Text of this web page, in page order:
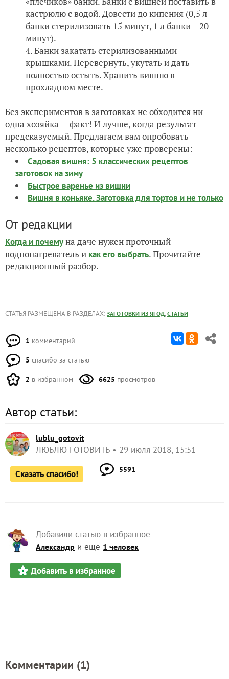
кастрюлю с водой. Довести до кипения (0,5 л
банки стерилизовать 15 минут, 1 л банки – 20
минут).
Банки закатать стерилизованными
крышками. Перевернуть, укутать и дать
полностью остыть. Хранить вишню в
прохладном месте.
Без экспериментов в заготовках не обходится ни
одна хозяйка — факт! И лучше, когда результат
предсказуемый. Предлагаем вам опробовать
несколько рецептов, которые уже проверены:
Садовая вишня: 5 классических рецептов
заготовок на зиму
Быстрое варенье из вишни
Вишня в коньяке. Заготовка для тортов и не только
От редакции
Когда и почемуна даче нужен проточный
воднонагреватель и как его выбрать. Прочитайте
редакционный разбор.
СТАТЬЯ РАЗМЕЩЕНА В РАЗДЕЛАХ: ЗАГОТОВКИ ИЗ ЯГОД, СТАТЬИ
1 комментарий
5 спасибо за статью
2 в избранном 6625 просмотров
Автор статьи:
lublu_gotovit
ЛЮБЛЮ ГОТОВИТЬ 29 июля 2018, 15:51
Сказать спасибо! 5591
Добавили статью в избранное
Александр и еще 1 человек
Добавить в избранное
Комментарии (1)